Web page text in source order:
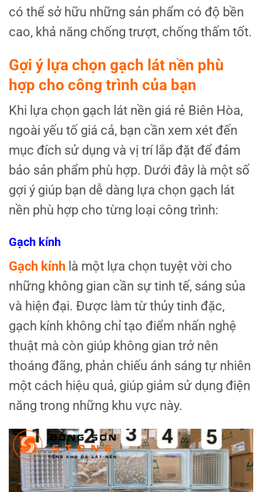
có thể sở hữu những sản phẩm có độ bền
cao, khả năng chống trượt, chống thấm tốt.
Gợi ý lựa chọn gạch lát nền phù
hợp cho công trình của bạn
Khi lựa chọn gạch lát nền giá rẻ Biên Hòa,
ngoài yếu tố giá cả, bạn cần xem xét đến
mục đích sử dụng và vị trí lắp đặt để đảm
bảo sản phẩm phù hợp. Dưới đây là một số
gợi ý giúp bạn dễ dàng lựa chọn gạch lát
nền phù hợp cho từng loại công trình:
Gạch kính
Gạch kính là một lựa chọn tuyệt vời cho
những không gian cần sự tinh tế, sáng sủa
và hiện đại. Được làm từ thủy tinh đặc,
gạch kính không chỉ tạo điểm nhấn nghệ
thuật mà còn giúp không gian trở nên
thoáng đãng, phản chiếu ánh sáng tự nhiên
một cách hiệu quả, giúp giảm sử dụng điện
năng trong những khu vực này.